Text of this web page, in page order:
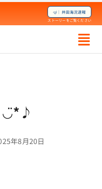
🤿｜井田海況速報
ストーリーをご覧ください
◡̈*♪
年8月20日